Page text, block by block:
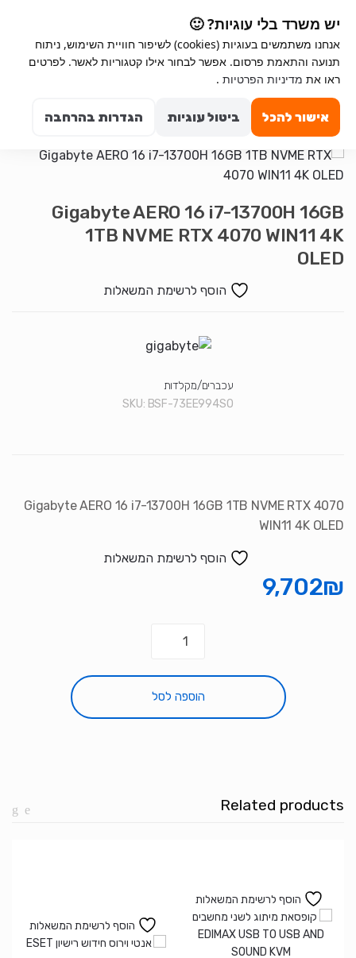
יש משרד בלי עוגיות? 🙂
אנחנו משתמשים בעוגיות (cookies) לשיפור חוויית השימוש, ניתוח
תנועה והתאמת פרסום. אפשר לבחור אילו קטגוריות לאשר. לפרטים
ראו את מדיניות הפרטיות .
אישור להכל ביטול עוגיות הגדרות בהרחבה
navigation
content
Search for:
Gigabyte AERO 16 i7-13700H 16GB
1TB NVME RTX 4070 WIN11 4K
OLED
הוסף לרשימת המשאלות
עכברים/מקלדות
SKU: BSF-73EE994SO
Gigabyte AERO 16 i7-13700H 16GB 1TB NVME RTX 4070
WIN11 4K OLED
הוסף לרשימת המשאלות
9,702₪
Gigabyte
AERO
הוספה לסל
Related products
הוסף לרשימת המשאלות
הוסף לרשימת המשאלות